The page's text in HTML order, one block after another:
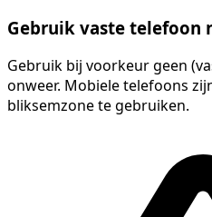
Gebruik vaste telefoon
Gebruik bij voorkeur geen
onweer. Mobiele telefoons
bliksemzone te gebruiken.